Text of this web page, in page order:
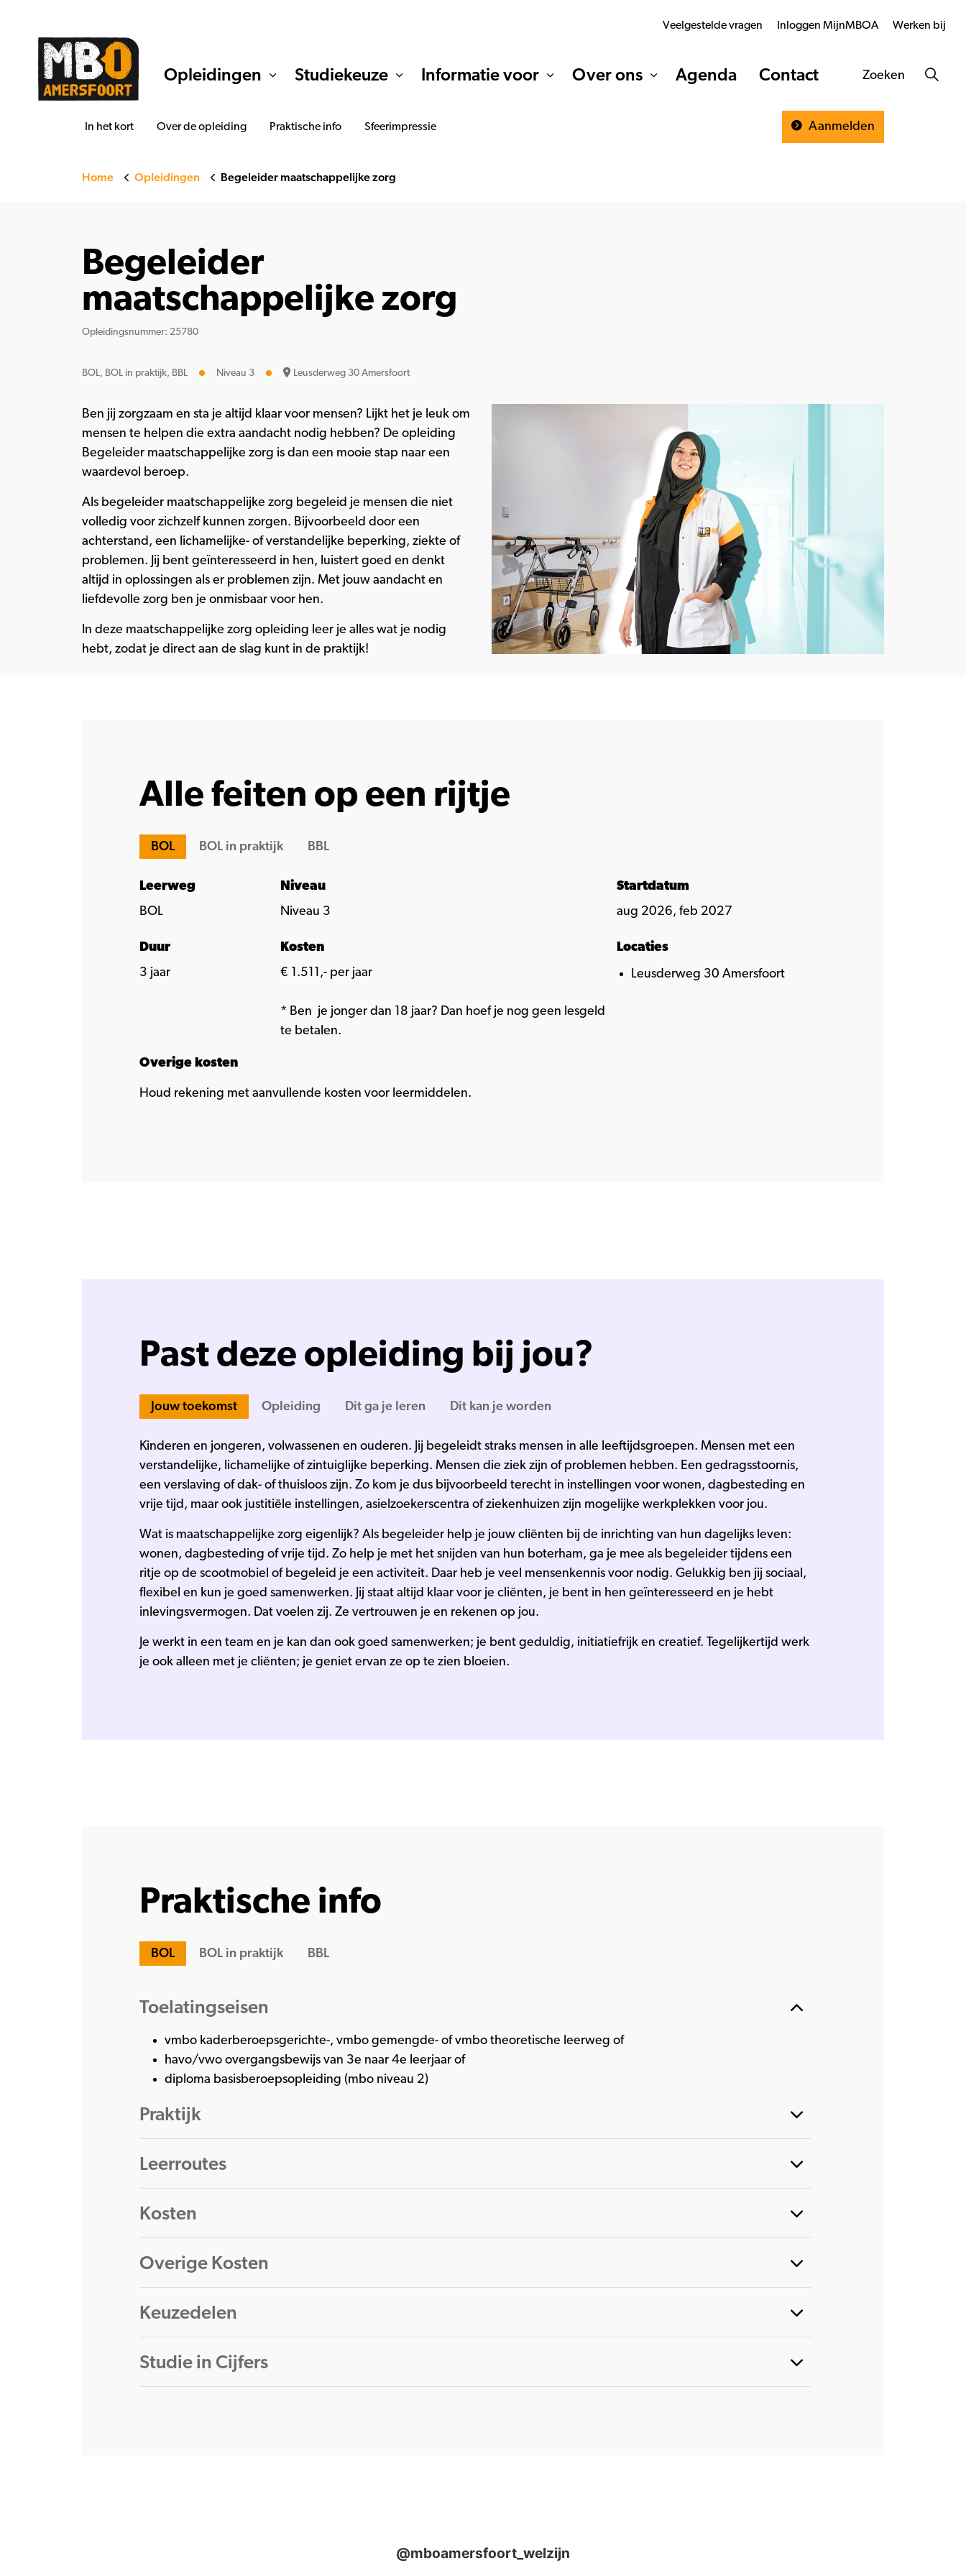
Opleidingen Studiekeuze Informatie voor Over ons Agenda Contact
Veelgestelde vragen Inloggen MijnMBOA Werken bij
Zoeken
In het kort Over de opleiding Praktische info Sfeerimpressie Aanmelden
Home Opleidingen Begeleider maatschappelijke zorg
Begeleider
maatschappelijke zorg
Opleidingsnummer: 25780
BOL, BOL in praktijk, BBL Niveau 3 Leusderweg 30 Amersfoort
Ben jij zorgzaam en sta je altijd klaar voor mensen? Lijkt het je leuk om
mensen te helpen die extra aandacht nodig hebben? De opleiding
Begeleider maatschappelijke zorg is dan een mooie stap naar een
waardevol beroep.
Als begeleider maatschappelijke zorg begeleid je mensen die niet
volledig voor zichzelf kunnen zorgen. Bijvoorbeeld door een
achterstand, een lichamelijke- of verstandelijke beperking, ziekte of
problemen. Jij bent geïnteresseerd in hen, luistert goed en denkt
altijd in oplossingen als er problemen zijn. Met jouw aandacht en
liefdevolle zorg ben je onmisbaar voor hen.
In deze maatschappelijke zorg opleiding leer je alles wat je nodig
hebt, zodat je direct aan de slag kunt in de praktijk!
Alle feiten op een rijtje
BOL BOL in praktijk BBL
Leerweg
BOL
Duur
3 jaar
Niveau
Niveau 3
Kosten
€ 1.511,- per jaar
* Ben je jonger dan 18 jaar? Dan hoef je nog geen lesgeld
te betalen.
Startdatum
aug 2026, feb 2027
Locaties
Leusderweg 30 Amersfoort
Overige kosten
Houd rekening met aanvullende kosten voor leermiddelen.
Past deze opleiding bij jou?
Jouw toekomst Opleiding Dit ga je leren Dit kan je worden
Kinderen en jongeren, volwassenen en ouderen. Jij begeleidt straks mensen in alle leeftijdsgroepen. Mensen met een
verstandelijke, lichamelijke of zintuiglijke beperking. Mensen die ziek zijn of problemen hebben. Een gedragsstoornis,
een verslaving of dak- of thuisloos zijn. Zo kom je dus bijvoorbeeld terecht in instellingen voor wonen, dagbesteding en
vrije tijd, maar ook justitiële instellingen, asielzoekerscentra of ziekenhuizen zijn mogelijke werkplekken voor jou.
Wat is maatschappelijke zorg eigenlijk? Als begeleider help je jouw cliënten bij de inrichting van hun dagelijks leven:
wonen, dagbesteding of vrije tijd. Zo help je met het snijden van hun boterham, ga je mee als begeleider tijdens een
ritje op de scootmobiel of begeleid je een activiteit. Daar heb je veel mensenkennis voor nodig. Gelukkig ben jij sociaal,
flexibel en kun je goed samenwerken. Jij staat altijd klaar voor je cliënten, je bent in hen geïnteresseerd en je hebt
inlevingsvermogen. Dat voelen zij. Ze vertrouwen je en rekenen op jou.
Je werkt in een team en je kan dan ook goed samenwerken; je bent geduldig, initiatiefrijk en creatief. Tegelijkertijd werk
je ook alleen met je cliënten; je geniet ervan ze op te zien bloeien.
Praktische info
BOL BOL in praktijk BBL
Toelatingseisen
vmbo kaderberoepsgerichte-, vmbo gemengde- of vmbo theoretische leerweg of
havo/vwo overgangsbewijs van 3e naar 4e leerjaar of
diploma basisberoepsopleiding (mbo niveau 2)
Praktijk
Leerroutes
Kosten
Overige Kosten
Keuzedelen
Studie in Cijfers